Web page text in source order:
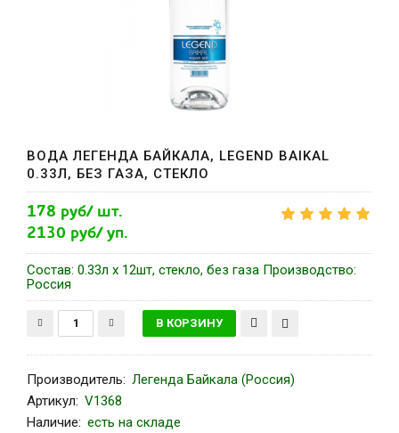
ВОДА ЛЕГЕНДА БАЙКАЛА, LEGEND BAIKAL
0.33Л, БЕЗ ГАЗА, СТЕКЛО
178 руб/ шт.
2130 руб/ уп.
Состав: 0.33л x 12шт, стекло, без газа Производство:
Россия
Производитель: Легенда Байкала (Россия)
Артикул: V1368
Наличие: есть на складе